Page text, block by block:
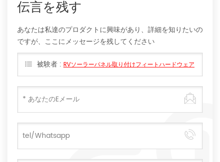
伝言を残す
あなたは私達のプロダクトに興味があり、詳細を知りたいの
ですが、ここにメッセージを残してください
被験者 : RVソーラーパネル取り付けフィートハードウェア